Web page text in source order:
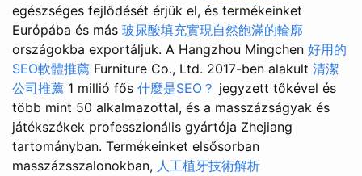
egészséges fejlődését érjük el, és termékeinket
Európába és más 玻尿酸填充實現自然飽滿的輪廓
országokba exportáljuk. A Hangzhou Mingchen 好用的
SEO軟體推薦 Furniture Co., Ltd. 2017-ben alakult 清潔
公司推薦 1 millió fős 什麼是SEO？ jegyzett tőkével és
több mint 50 alkalmazottal, és a masszázságyak és
játékszékek professzionális gyártója Zhejiang
tartományban. Termékeinket elsősorban
masszázsszalonokban, 人工植牙技術解析